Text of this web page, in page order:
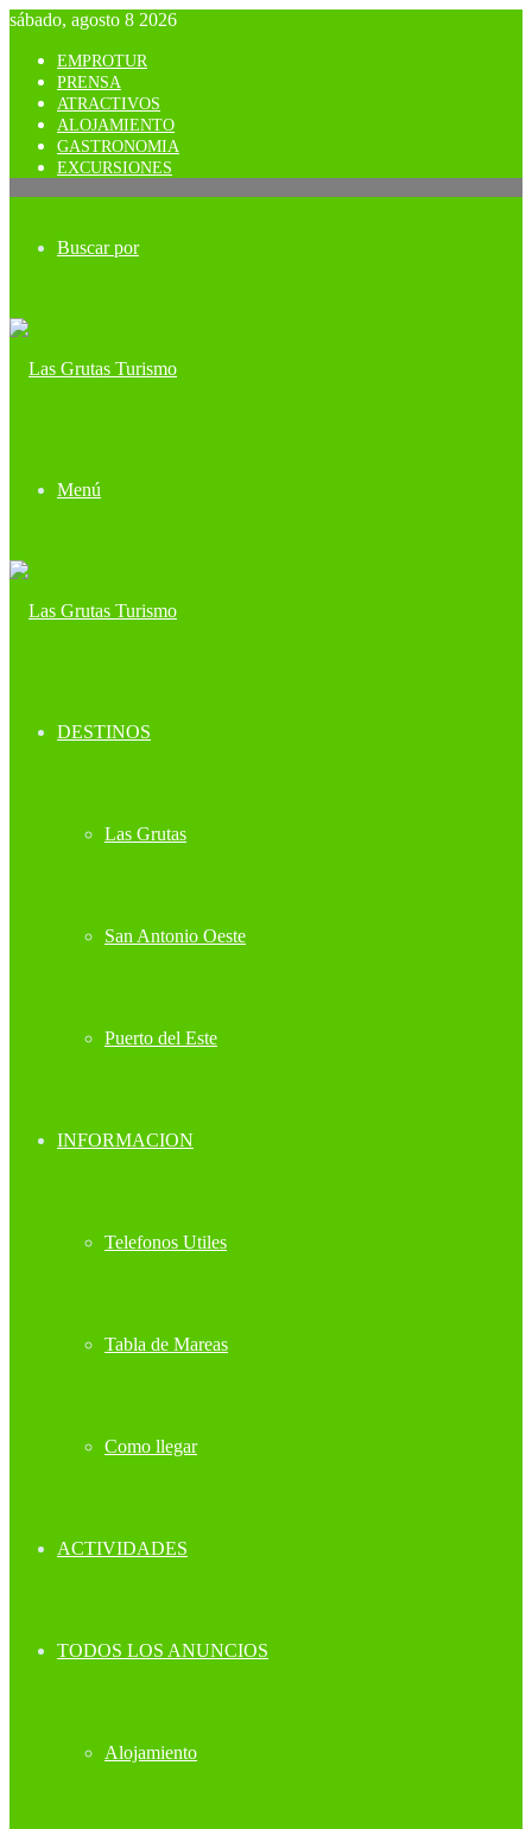
sábado, agosto 8 2026
EMPROTUR
PRENSA
ATRACTIVOS
ALOJAMIENTO
GASTRONOMIA
EXCURSIONES
Buscar por
Menú
DESTINOS
Las Grutas
San Antonio Oeste
Puerto del Este
INFORMACION
Telefonos Utiles
Tabla de Mareas
Como llegar
ACTIVIDADES
TODOS LOS ANUNCIOS
Alojamiento